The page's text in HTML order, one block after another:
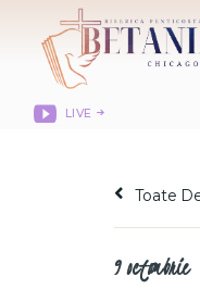
LIVE
DESPRE
CITIREA
Toate
9 octombrie